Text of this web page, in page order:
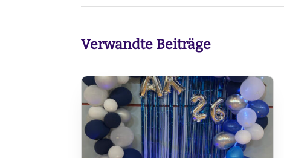
Verwandte Beiträge